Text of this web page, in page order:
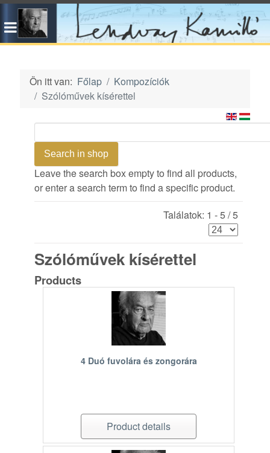
Ön itt van: Főlap
Kompozíciók
Szólóművek kísérettel
Leave the search box empty to find all products,
or enter a search term to find a specific product.
Találatok: 1 - 5 / 5
Szólóművek kísérettel
Products
4 Duó fuvolára és zongorára
Product details